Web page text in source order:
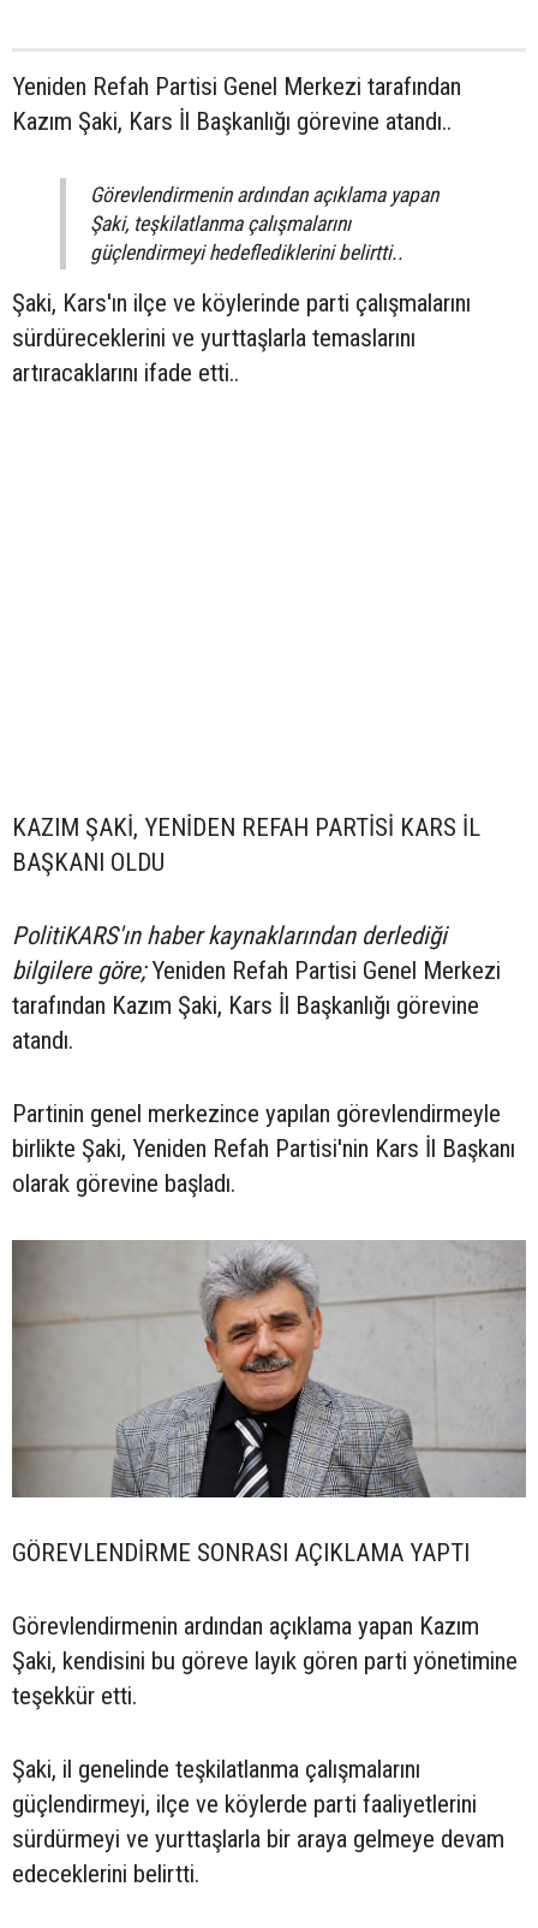
Yeniden Refah Partisi Genel Merkezi tarafından
Kazım Şaki, Kars İl Başkanlığı görevine atandı..
Görevlendirmenin ardından açıklama yapan
Şaki, teşkilatlanma çalışmalarını
güçlendirmeyi hedeflediklerini belirtti..
Şaki, Kars'ın ilçe ve köylerinde parti çalışmalarını
sürdüreceklerini ve yurttaşlarla temaslarını
artıracaklarını ifade etti..
KAZIM ŞAKİ, YENİDEN REFAH PARTİSİ KARS İL
BAŞKANI OLDU
PolitiKARS'ın haber kaynaklarından derlediği
bilgilere göre;Yeniden Refah Partisi Genel Merkezi
tarafından Kazım Şaki, Kars İl Başkanlığı görevine
atandı.
Partinin genel merkezince yapılan görevlendirmeyle
birlikte Şaki, Yeniden Refah Partisi'nin Kars İl Başkanı
olarak görevine başladı.
GÖREVLENDİRME SONRASI AÇIKLAMA YAPTI
Görevlendirmenin ardından açıklama yapan Kazım
Şaki, kendisini bu göreve layık gören parti yönetimine
teşekkür etti.
Şaki, il genelinde teşkilatlanma çalışmalarını
güçlendirmeyi, ilçe ve köylerde parti faaliyetlerini
sürdürmeyi ve yurttaşlarla bir araya gelmeye devam
edeceklerini belirtti.